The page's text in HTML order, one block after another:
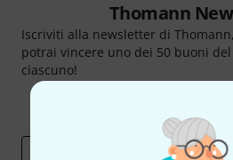
Thomann
Iscriviti alla newsletter di
potrai vincere uno dei 50 buoni
ciascuno!